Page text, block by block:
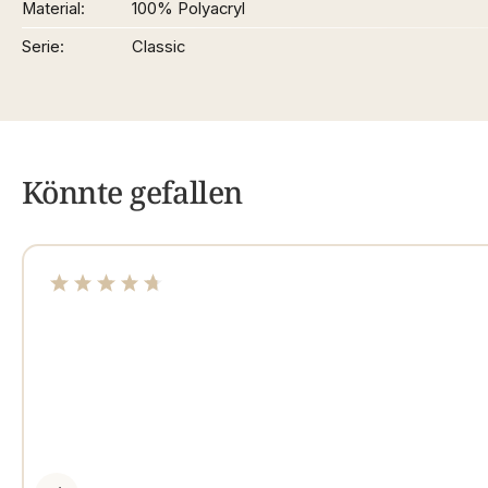
Material
100% Polyacryl
Serie
Classic
Könnte gefallen